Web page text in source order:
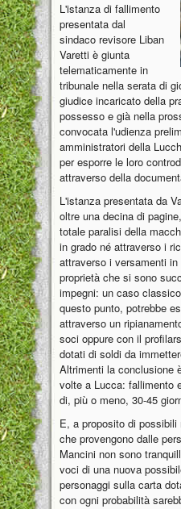
L'istanza di fallimento
presentata dal
sindaco revisore Liban
Varetti è giunta
telematicamente in
tribunale nella serata di
giudice incaricato della
possesso e già nella
convocata l'udienza
amministratori della
per esporre le loro
attraverso della
L'istanza presentata da
oltre una decina di
totale paralisi della
in grado né attraverso i
attraverso i versamenti
proprietà che si sono
impegni: un caso
questo punto, potrebbe
attraverso un
soci oppure con il
dotati di soldi da
Altrimenti la conclusione
volte a Lucca: fallimento
di, più o meno, 30-45
E, a proposito di
che provengono dalle
Mancini non sono
voci di una nuova
personaggi sulla carta
con ogni probabilità